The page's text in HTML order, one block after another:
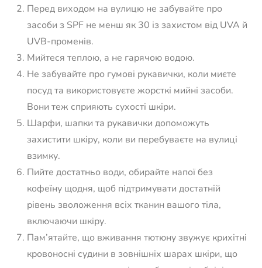
Перед виходом на вулицю не забувайте про
засоби з SPF не менш як 30 із захистом від UVA й
UVB-променів.
Мийтеся теплою, а не гарячою водою.
Не забувайте про гумові рукавички, коли миєте
посуд та використовуєте жорсткі мийні засоби.
Вони теж сприяють сухості шкіри.
Шарфи, шапки та рукавички допоможуть
захистити шкіру, коли ви перебуваєте на вулиці
взимку.
Пийте достатньо води, обирайте напої без
кофеїну щодня, щоб підтримувати достатній
рівень зволоження всіх тканин вашого тіла,
включаючи шкіру.
Пам’ятайте, що вживання тютюну звужує крихітні
кровоносні судини в зовнішніх шарах шкіри, що